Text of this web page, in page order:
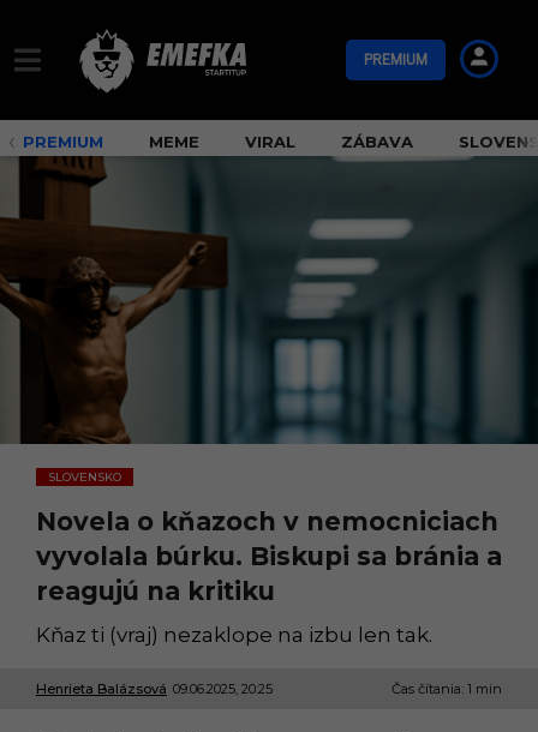
PREMIUM
PREMIUM MEME VIRAL ZÁBAVA
SLOVENSKO
Novela o kňazoch v nemocniciach
vyvolala búrku. Biskupi sa bránia a
reagujú na kritiku
Kňaz ti (vraj) nezaklope na izbu len tak.
Henrieta Balázsová 09.06.2025, 20:25
0
Čas čítania: 1 min